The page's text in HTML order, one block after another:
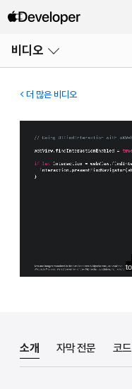
비디오
열기
더 많은 비디오
소개 자막 전문 코드